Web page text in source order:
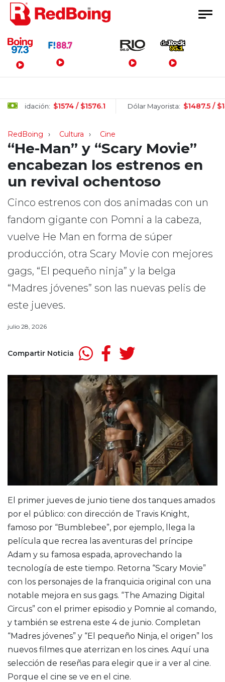
Menú Principal
$1574 / $1576.1 Dólar Mayorista: $1487.5 / $1496.5
RedBoing Cultura Cine
“He-Man” y “Scary Movie”
encabezan los estrenos en
un revival ochentoso
Cinco estrenos con dos animadas con un
fandom gigante con Pomni a la cabeza,
vuelve He Man en forma de súper
producción, otra Scary Movie con mejores
gags, “El pequeño ninja” y la belga
“Madres jóvenes” son las nuevas pelis de
este jueves.
julio 28, 2026
Compartir Noticia
El primer jueves de junio tiene dos tanques amados
por el público: con dirección de Travis Knight,
famoso por “Bumblebee”, por ejemplo, llega la
película que recrea las aventuras del príncipe
Adam y su famosa espada, aprovechando la
tecnología de este tiempo. Retorna “Scary Movie”
con los personajes de la franquicia original con una
notable mejora en sus gags. “The Amazing Digital
Circus” con el primer episodio y Pomnie al comando,
y también se estrena este 4 de junio. Completan
“Madres jóvenes” y “El pequeño Ninja, el origen” los
nuevos filmes que aterrizan en los cines. Aquí una
selección de reseñas para elegir que ir a ver al cine.
Porque el cine se ve en el cine.